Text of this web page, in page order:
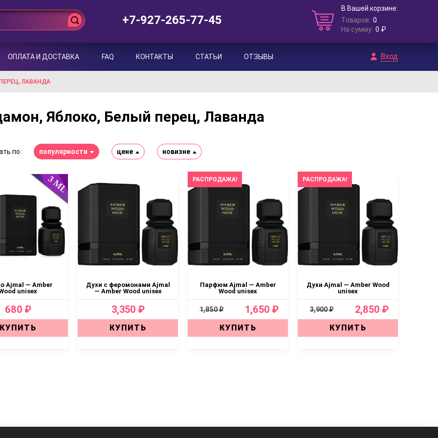
+7-927-265-77-45
В Вашей корзине:
Товаров: 0
На сумму: 0 ₽
ОПЛАТА И ДОСТАВКА FAQ КОНТАКТЫ СТАТЬИ ОТЗЫВЫ Вход
ЛАВАНДА
Яблоко, Белый перец, Лаванда
по: популярности цене новизне
Ajmal — Amber
unisex
680 ₽
КУПИТЬ
Духи с феромонами Ajmal
— Amber Wood unisex
3,350 ₽
КУПИТЬ
РАСПРОДАЖА!
Парфюм Ajmal — Amber
Wood unisex
1,850 ₽ 1,650 ₽
КУПИТЬ
РАСПРОДАЖА!
Духи Ajmal — Amber Wood
unisex
3,900 ₽ 2,850 ₽
КУПИТЬ